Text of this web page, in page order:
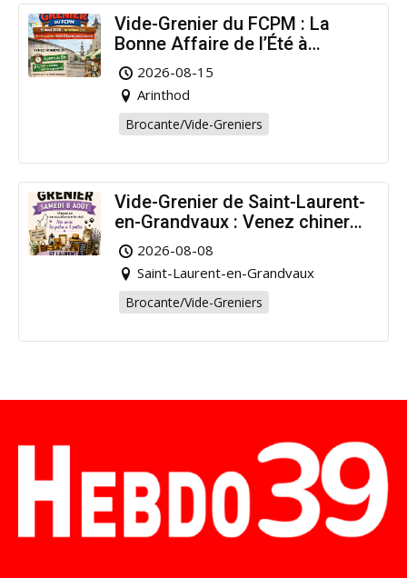
Vide-Grenier du FCPM : La
Bonne Affaire de l’Été à
Arinthod !
2026-08-15
Arinthod
Brocante/Vide-Greniers
Vide-Grenier de Saint-Laurent-
en-Grandvaux : Venez chiner
pour la bonne cause !
2026-08-08
Saint-Laurent-en-Grandvaux
Brocante/Vide-Greniers